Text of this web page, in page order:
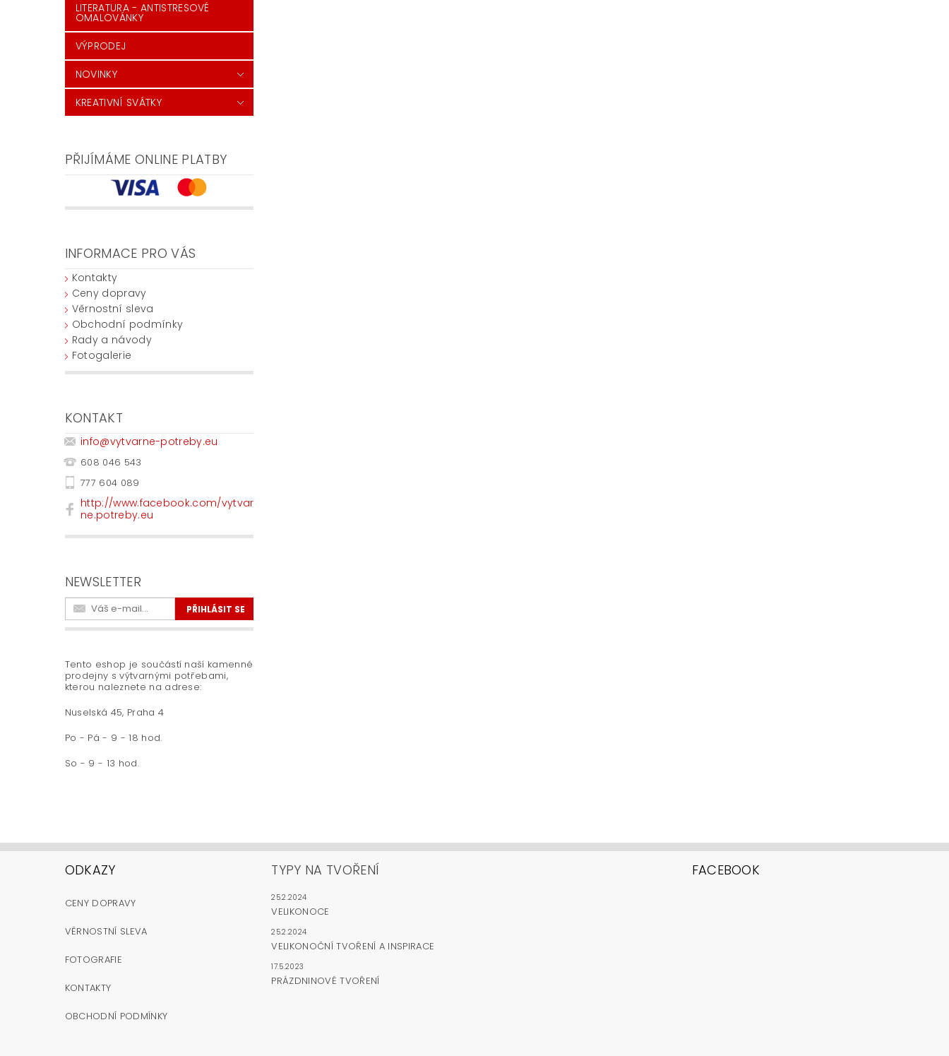
LITERATURA - ANTISTRESOVÉ
OMALOVÁNKY
VÝPRODEJ
NOVINKY
KREATIVNÍ SVÁTKY
PŘIJÍMÁME ONLINE PLATBY
INFORMACE PRO VÁS
Kontakty
Ceny dopravy
Věrnostní sleva
Obchodní podmínky
Rady a návody
Fotogalerie
KONTAKT
info@vytvarne-potreby.eu
608 046 543
777 604 089
http://www.facebook.com/vytvar
ne.potreby.eu
NEWSLETTER
Tento eshop je součástí naší kamenné
prodejny s výtvarnými potřebami,
kterou naleznete na adrese:
Nuselská 45, Praha 4
Po - Pá - 9 - 18 hod.
So - 9 - 13 hod.
ODKAZY
CENY DOPRAVY
VĚRNOSTNÍ SLEVA
FOTOGRAFIE
KONTAKTY
OBCHODNÍ PODMÍNKY
TYPY NA TVOŘENÍ
25.2.2024
VELIKONOCE
25.2.2024
VELIKONOČNÍ TVOŘENÍ A INSPIRACE
17.5.2023
PRÁZDNINOVÉ TVOŘENÍ
FACEBOOK